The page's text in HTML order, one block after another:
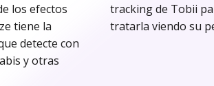
los efectos
tiene la
detecte con
y otras
tracking de Tobii
tratarla viendo su